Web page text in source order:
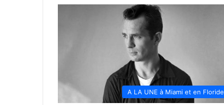
A LA UNE à Miami et en Floride